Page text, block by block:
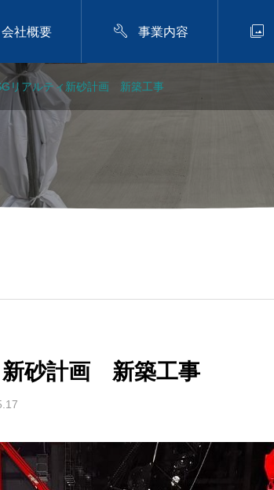
会社概要  事業内容 
カラーコンクリート
カラーコンクリート ナチュラルカラ
2025.05.17
リアルティ新砂計画 新築工事
砂計画 新築工事